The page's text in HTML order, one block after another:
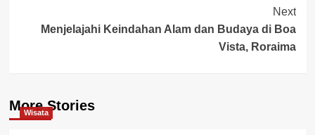
Next
Menjelajahi Keindahan Alam dan Budaya di Boa
Vista, Roraima
More Stories
Wisata